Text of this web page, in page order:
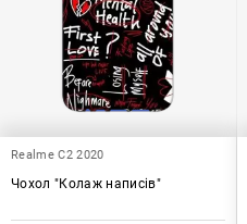
Realme C2 2020
Чохол "Колаж написів"